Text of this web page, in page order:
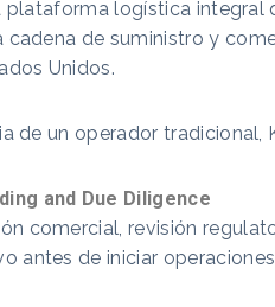
plataforma logística integral
cadena de suministro y
Unidos.
de un operador tradicional,
and Due Diligence
comercial, revisión
antes de iniciar